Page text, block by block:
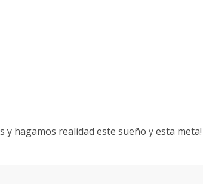
hagamos realidad este sueño y esta meta!